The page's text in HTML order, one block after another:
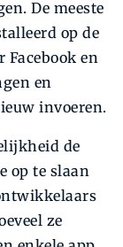
De meeste
op de
Facebook en
en
invoeren.
de
op te slaan
ze